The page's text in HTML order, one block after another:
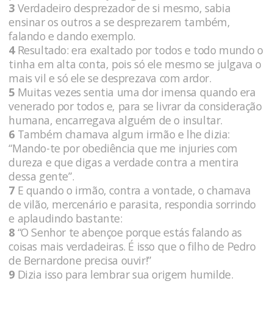
3 Verdadeiro desprezador de si mesmo, sabia
ensinar os outros a se desprezarem também,
falando e dando exemplo.
4Resultado: era exaltado por todos e todo mundo o
tinha em alta conta, pois só ele mesmo se julgava o
mais vil e só ele se desprezava com ardor.
5 Muitas vezes sentia uma dor imensa quando era
venerado por todos e, para se livrar da consideração
humana, encarregava alguém de o insultar.
6 Também chamava algum irmão e lhe dizia:
“Mando-te por obediência que me injuries com
dureza e que digas a verdade contra a mentira
dessa gente”.
7 E quando o irmão, contra a vontade, o chamava
de vilão, mercenário e parasita, respondia sorrindo
e aplaudindo bastante:
8 “O Senhor te abençoe porque estás falando as
coisas mais verdadeiras. É isso que o filho de Pedro
de Bernardone precisa ouvir!”
9 Dizia isso para lembrar sua origem humilde.